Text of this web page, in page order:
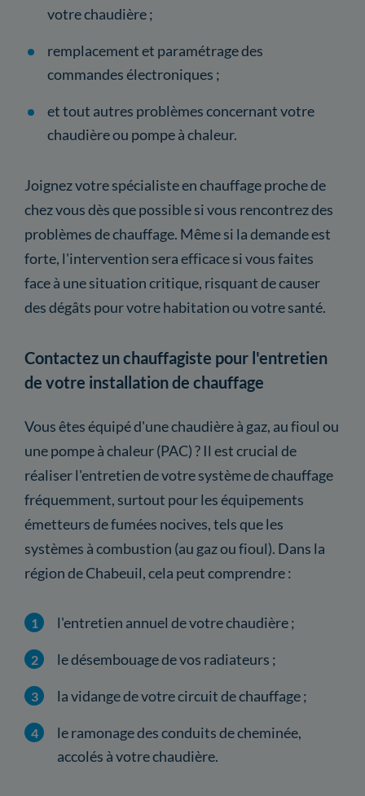
votre chaudière ;
remplacement et paramétrage des
commandes électroniques ;
et tout autres problèmes concernant votre
chaudière ou pompe à chaleur.
Joignez votre spécialiste en chauffage proche de
chez vous dès que possible si vous rencontrez des
problèmes de chauffage. Même si la demande est
forte, l'intervention sera efficace si vous faites
face à une situation critique, risquant de causer
des dégâts pour votre habitation ou votre santé.
Contactez un chauffagiste pour l'entretien
de votre installation de chauffage
Vous êtes équipé d'une chaudière à gaz, au fioul ou
une pompe à chaleur (PAC) ? Il est crucial de
réaliser l'entretien de votre système de chauffage
fréquemment, surtout pour les équipements
émetteurs de fumées nocives, tels que les
systèmes à combustion (au gaz ou fioul). Dans la
région de Chabeuil, cela peut comprendre :
l'entretien annuel de votre chaudière ;
le désembouage de vos radiateurs ;
la vidange de votre circuit de chauffage ;
le ramonage des conduits de cheminée,
accolés à votre chaudière.